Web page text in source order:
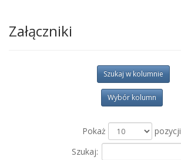
Załączniki
Szukaj w kolumnie
Wybór kolumn
Pokaż
pozycji
Szukaj: